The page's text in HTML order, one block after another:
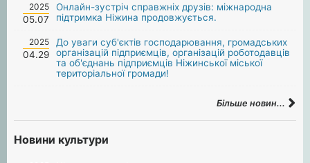
2025
05.07
Онлайн-зустріч справжніх друзів: міжнародна
підтримка Ніжина продовжується.
2025
04.29
До уваги суб'єктів господарювання, громадських
організацій підприємців, організацій роботодавців
та об'єднань підприємців Ніжинської міської
територіальної громади!
Більше новин...
Новини культури